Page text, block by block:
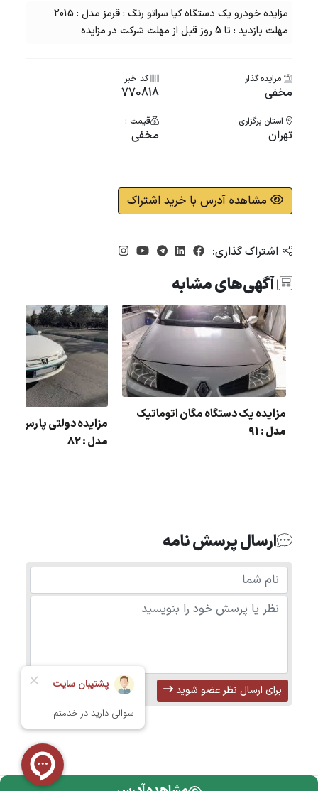
مزایده خودرو یک دستگاه کیا سراتو رنگ : قرمز مدل : 2015
مهلت بازدید : تا 5 روز قبل از مهلت شرکت در مزایده
مزایده گذار
مخفی
کد خبر
770818
استان برگزاری
تهران
قیمت :
مخفی
مشاهده آدرس با خرید اشتراک
اشتراک گذاری:
آگهی‌های مشابه
مزایده دولتی پارس
مدل : 82
مزایده یک دستگاه مگان اتوماتیک
مدل : 91
ارسال پرسش نامه
برای ارسال نظر عضو شوید